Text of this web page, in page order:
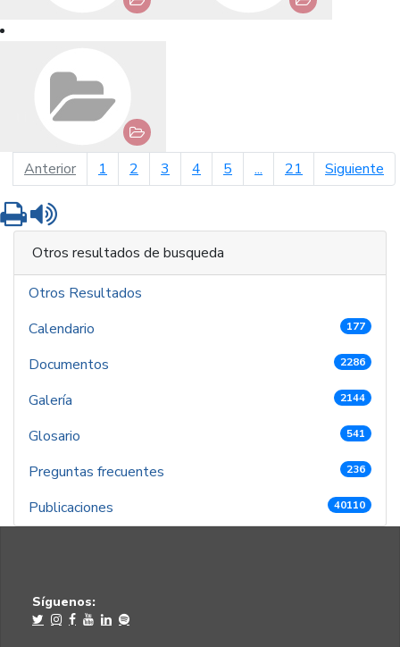
Anteriorpágina anterior
1 2 3 4 5 ... 21 Siguiente
Imprimir
Otros resultados de busqueda
Otros Resultados
Calendario
177
Documentos 2286
Galería 2144
Glosario 541
Preguntas frecuentes 236
Publicaciones 40110
Síguenos: